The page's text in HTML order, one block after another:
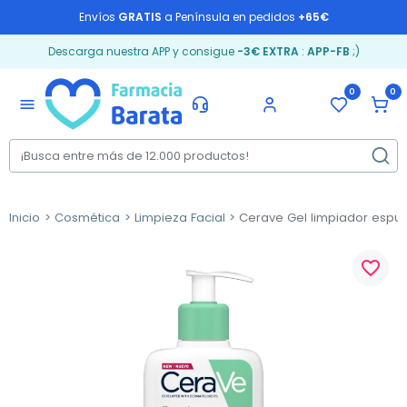
Envíos GRATIS a Península en pedidos +65€
Descarga nuestra APP y consigue -3€ EXTRA: APP-FB ;)
menu
0 0
Inicio Cosmética Limpieza Facial Cerave Gel limpiador
favorite_border